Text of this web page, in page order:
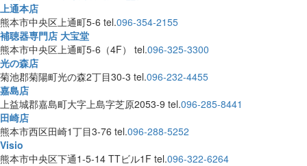
上通本店
熊本市中央区上通町5-6 tel.096-354-2155
補聴器専門店 大宝堂
熊本市中央区上通町5-6（4F） tel.096-325-3300
光の森店
菊池郡菊陽町光の森2丁目30-3 tel.096-232-4455
嘉島店
上益城郡嘉島町大字上島字芝原2053-9 tel.096-285-8441
田崎店
熊本市西区田崎1丁目3-76 tel.096-288-5252
Visio
熊本市中央区下通1-5-14 TTビル1F tel.096-322-6264